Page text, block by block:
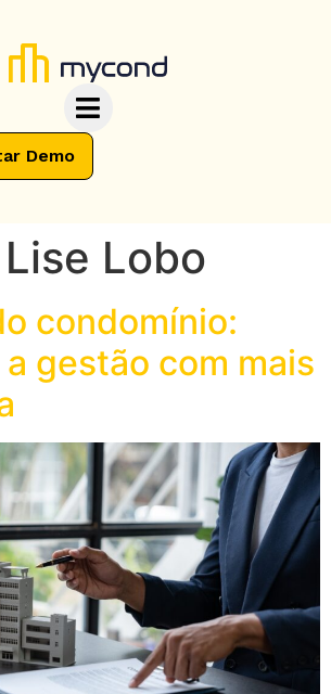
Demo
Lise Lobo
condomínio:
gestão com mais